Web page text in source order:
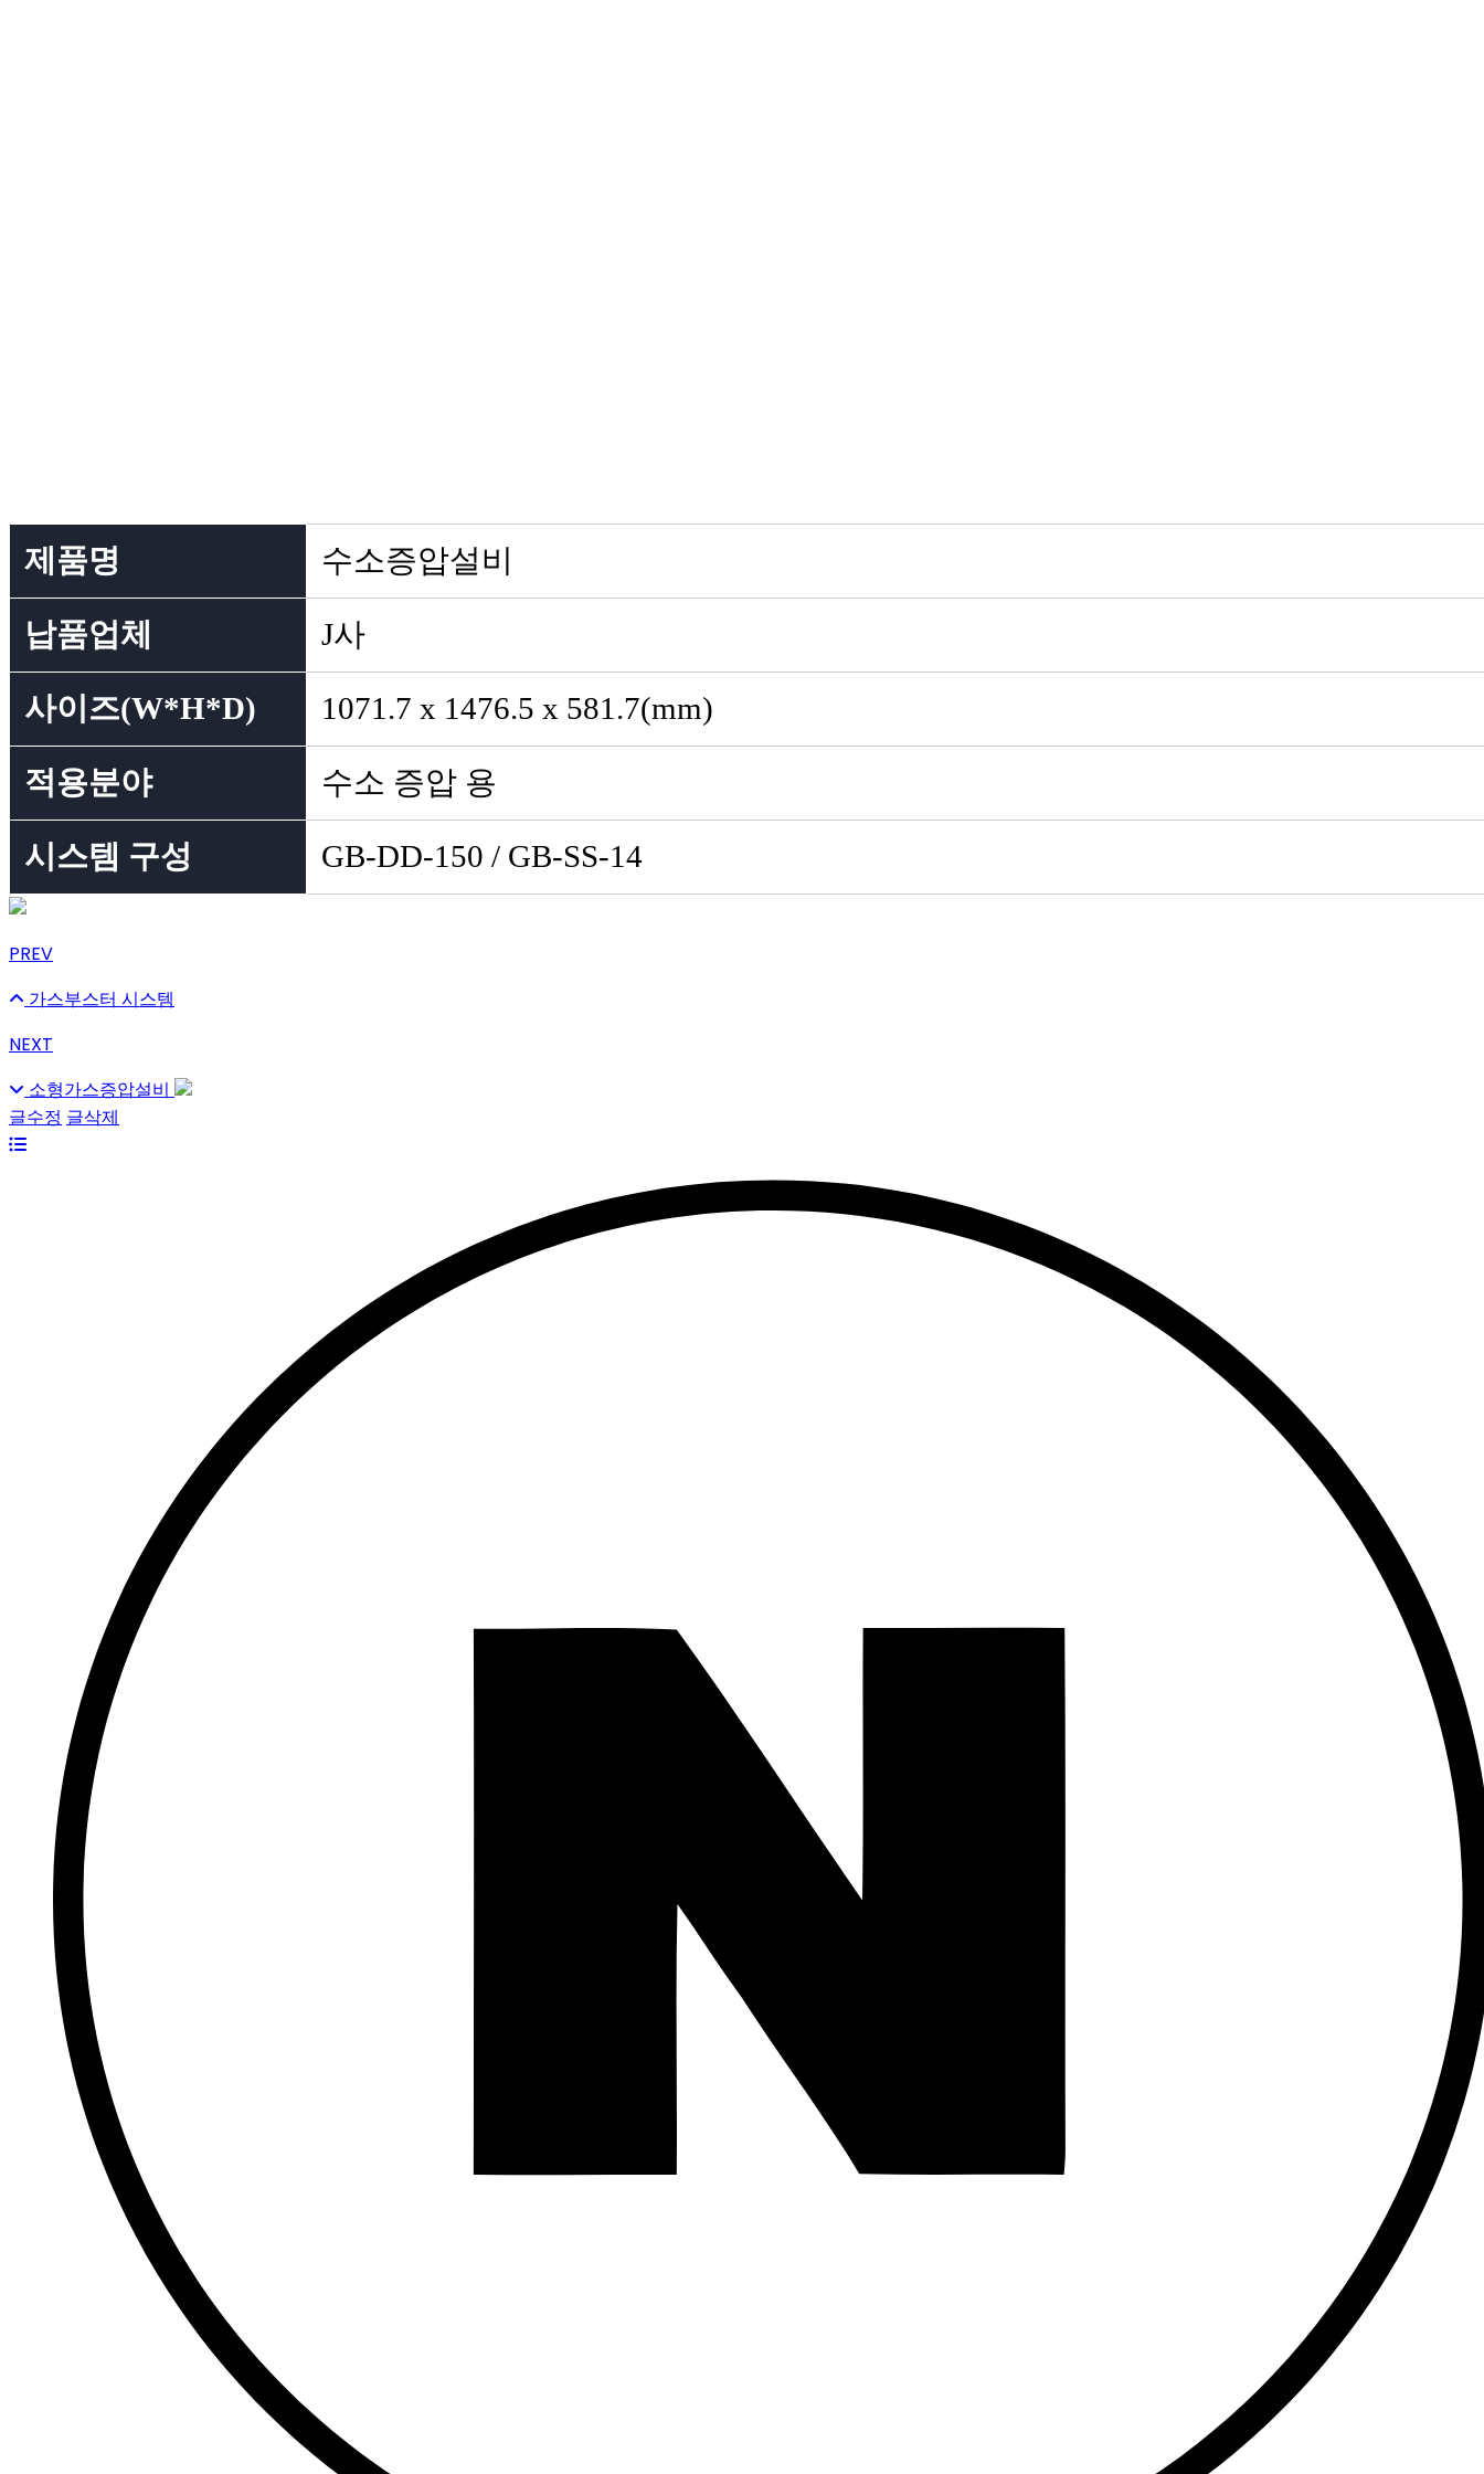
제품명 수소증압설비
납품업체 J사
사이즈(W*H*D) 1071.7 x 1476.5 x 581.7(mm)
적용분야 수소 증압 용
시스템 구성 GB-DD-150 / GB-SS-14
PREV
가스부스터 시스템
NEXT
소형가스증압설비
글수정 글삭제